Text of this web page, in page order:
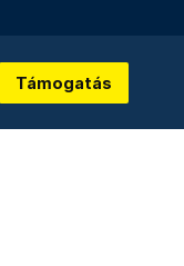
Támogatás